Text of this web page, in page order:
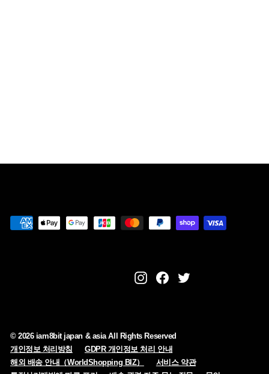
Instagram
Facebook
Twitter
© 2026 iam8bit japan & asia All Rights Reserved
개인정보 처리방침
GDPR 개인정보 처리 안내
해외 배송 안내（WorldShopping BIZ）
서비스 약관